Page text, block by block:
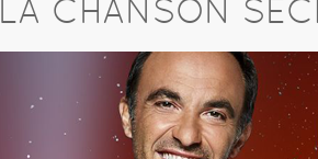
LA CHANSON